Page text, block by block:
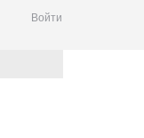
Войти